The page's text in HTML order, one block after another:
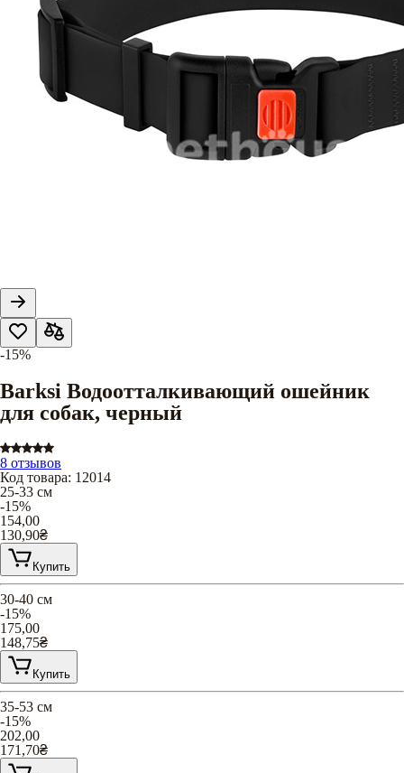
-15%
Barksi Водоотталкивающий ошейник
для собак, черный
8 отзывов
Код товара: 12014
25-33 см
-15%
154,00
130,90₴
Купить
30-40 см
-15%
175,00
148,75₴
Купить
35-53 см
-15%
202,00
171,70₴